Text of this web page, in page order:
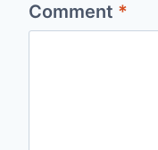
Comment *